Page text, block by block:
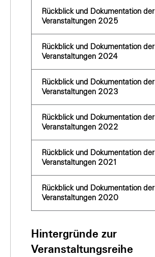
Rückblick und Dokumentation der
Veranstaltungen 2025
Rückblick und Dokumentation der
Veranstaltungen 2024
Rückblick und Dokumentation der
Veranstaltungen 2023
Rückblick und Dokumentation der
Veranstaltungen 2022
Rückblick und Dokumentation der
Veranstaltungen 2021
Rückblick und Dokumentation der
Veranstaltungen 2020
Hintergründe zur
Veranstaltungsreihe